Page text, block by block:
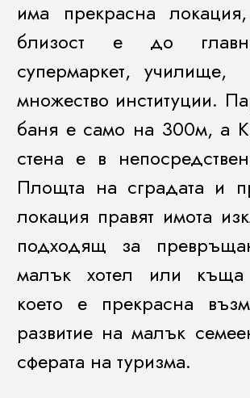
има прекрасна
близост е до
супермаркет,
множество институции.
баня е само на 300м, а
стена е в
Площта на сградата и
локация правят имота
подходящ за
малък хотел или къща
което е прекрасна
развитие на малък
сферата на туризма.